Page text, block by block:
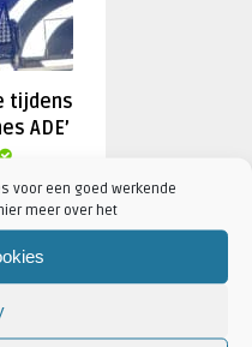
voor een goed werkende
meer over het
tijdens
ADE’